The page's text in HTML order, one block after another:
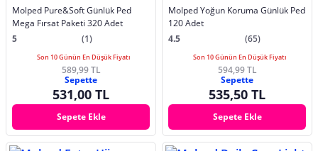
Molped Pure&Soft Günlük Ped
Mega Fırsat Paketi 320 Adet
5
(1)
Son 10 Günün En Düşük Fiyatı
589,99 TL
Sepette
531,00 TL
Sepete Ekle
Molped Yoğun Koruma Günlük Ped
120 Adet
4.5
(65)
Son 10 Günün En Düşük Fiyatı
594,99 TL
Sepette
535,50 TL
Sepete Ekle